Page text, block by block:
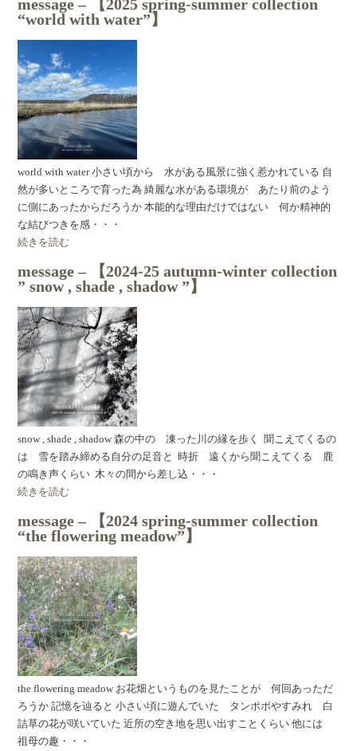
message – 【2025 spring-summer collection
“world with water”】
world with water 小さい頃から 水がある風景に強く惹かれている 自
然が多いところで育った為 綺麗な水がある環境が あたり前のよう
に側にあったからだろうか 本能的な理由だけではない 何か精神的
な結びつきを感・・・
続きを読む
message – 【2024-25 autumn-winter collection
” snow , shade , shadow ”】
snow , shade , shadow 森の中の 凍った川の縁を歩く 聞こえてくるの
は 雪を踏み締める自分の足音と 時折 遠くから聞こえてくる 鹿
の鳴き声くらい 木々の間から差し込・・・
続きを読む
message – 【2024 spring-summer collection
“the flowering meadow”】
the flowering meadow お花畑というものを見たことが 何回あっただ
ろうか 記憶を辿ると 小さい頃に遊んでいた タンポポやすみれ 白
詰草の花が咲いていた 近所の空き地を思い出すことくらい 他には
祖母の趣・・・